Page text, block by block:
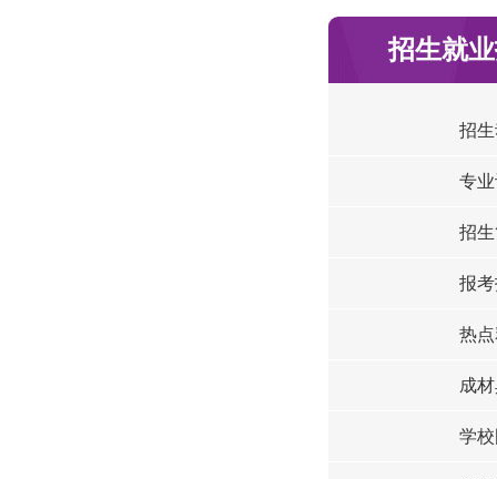
招生就
招
专
招
报
热
成
学